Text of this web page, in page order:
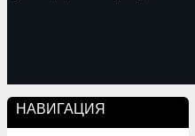
НАВИГАЦИЯ